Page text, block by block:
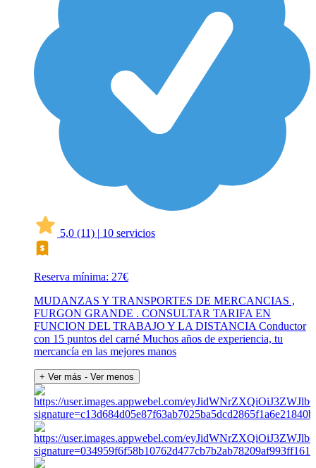
5,0 (11) | 10 servicios
Reserva mínima: 27€
MUDANZAS Y TRANSPORTES DE MERCANCIAS ,
FURGON GRANDE . CONSULTAR TARIFA EN
FUNCION DEL TRABAJO Y LA DISTANCIA Conductor
con 15 puntos del carné Muchos años de experiencia, tu
mercancía en las mejores manos
+ Ver más - Ver menos